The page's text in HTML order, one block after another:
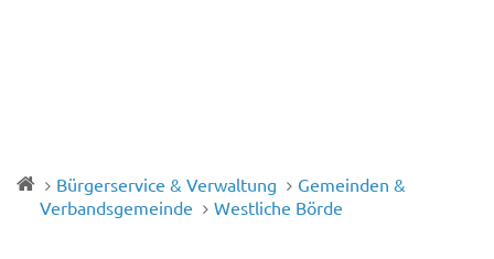
Bürgerservice & Verwaltung
Gemeinden &
Verbandsgemeinde
Westliche Börde